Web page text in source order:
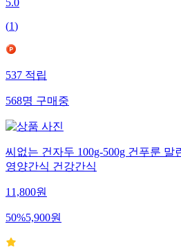
5.0
(1)
537 적립
568명 구매중
씨없는 건자두 100g-500g 건푸룬 말
영양간식 건강간식
11,800원
50%5,900원